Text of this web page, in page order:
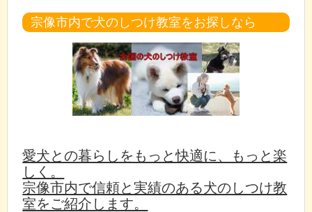
宗像市内で犬のしつけ教室をお探しなら
愛犬との暮らしをもっと快適に、もっと楽
しく。
宗像市内で信頼と実績のある犬のしつけ教
室をご紹介します。